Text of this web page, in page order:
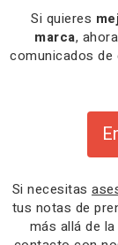
Si quieres
marca,
comunicados de
Si necesitas
tus notas de
más allá de